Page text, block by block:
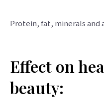
Protein, fat, minerals and
Effect on
beauty: